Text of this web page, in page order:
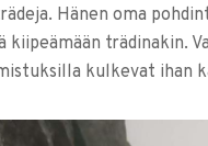
Hänen oma
trädinakin.
kulkevat ihan